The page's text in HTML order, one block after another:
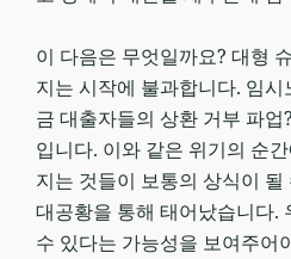
이 다음은 무엇일까요? 대형
지는 시작에 불과합니다. 임
금 대출자들의 상환 거부 파
입니다. 이와 같은 위기의 순
지는 것들이 보통의 상식이
대공황을 통해 태어났습니다.
수 있다는 가능성을 보여주어